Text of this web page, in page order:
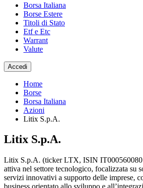
Borsa Italiana
Borse Estere
Titoli di Stato
Etf e Etc
Warrant
Valute
Accedi
Home
Borse
Borsa Italiana
Azioni
Litix S.p.A.
Litix S.p.A.
Litix S.p.A. (ticker LTX, ISIN
attiva nel settore tecnologico, focalizzata su
servizi innovativi a supporto delle imprese,